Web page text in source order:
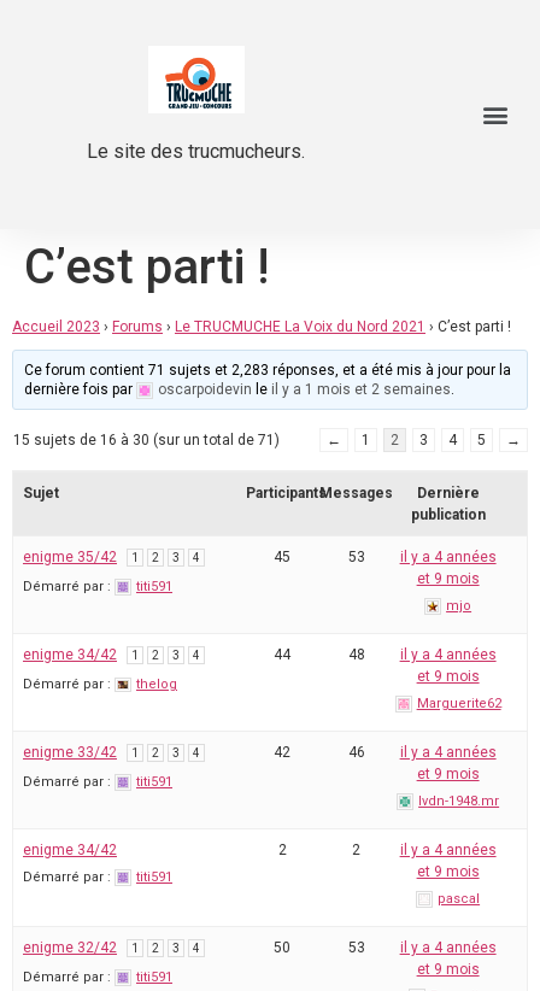
Le site des trucmucheurs.
C’est parti !
Accueil 2023 › Forums › Le TRUCMUCHE La Voix du Nord 2021 › C’est parti !
Ce forum contient 71 sujets et 2,283 réponses, et a été mis à jour pour la
dernière fois par
oscarpoidevin le il y a 1 mois et 2 semaines.
15 sujets de 16 à 30 (sur un total de 71) ← 1 2 3 4 5 →
Sujet ParticipantsMessages
Dernière
publication
enigme 35/42 1 2 3 4
Démarré par : titi591
45 53
il y a 4 années
et 9 mois
mjo
enigme 34/42 1 2 3 4
Démarré par : thelog
44 48
il y a 4 années
et 9 mois
Marguerite62
enigme 33/42 1 2 3 4
Démarré par : titi591
42 46
il y a 4 années
et 9 mois
lvdn-1948.mr
enigme 34/42
Démarré par : titi591
2 2
il y a 4 années
et 9 mois
pascal
enigme 32/42 1 2 3 4
Démarré par : titi591
50 53
il y a 4 années
et 9 mois